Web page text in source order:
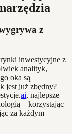
z
rynki inwestycyjne z
analityk,
oka są
jest już zbędny?
ai, najlepsze
– korzystając
za każdym